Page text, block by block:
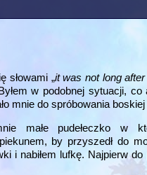
słowami „it was not long
w podobnej sytuacji,
mnie do spróbowania
małe pudełeczko w
by przyszedł do
i nabiłem lufkę. Najpierw